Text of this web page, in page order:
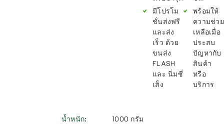
มีโปรโม
ชั่นส่งฟรี
และส่ง
เร็ว ด้วย
ขนส่ง
FLASH
และ นิ่มซี่
เส็ง
พร้อมให้
ความช่วย
เหลือเมื่อ
ประสบ
ปัญหากับ
สินค้า
หรือ
บริการ
น้ำหนัก 1000 กรัม